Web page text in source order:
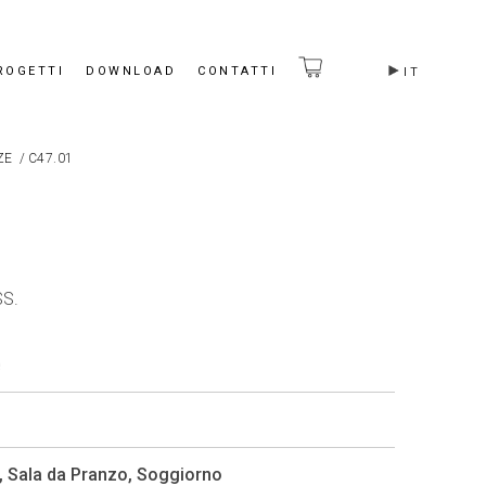
IT
DOWNLOAD CONTATTI
/ C47.01
, Sala da Pranzo, Soggiorno